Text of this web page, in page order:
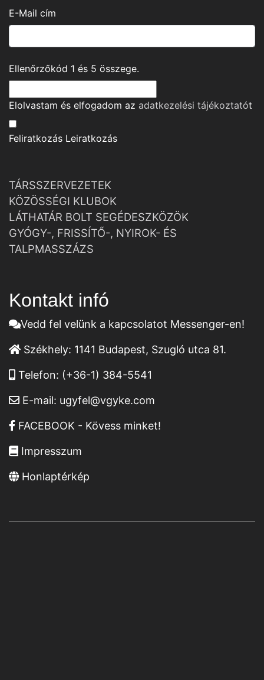
E-Mail cím
Ellenőrzőkód 1 és 5 összege.
Elolvastam és elfogadom az adatkezelési tájékoztatót
Feliratkozás Leiratkozás
TÁRSSZERVEZETEK
KÖZÖSSÉGI KLUBOK
LÁTHATÁR BOLT SEGÉDESZKÖZÖK
GYÓGY-, FRISSÍTŐ-, NYIROK- ÉS
TALPMASSZÁZS
Kontakt infó
Vedd fel velünk a kapcsolatot Messenger-en!
Székhely: 1141 Budapest, Szugló utca 81.
Telefon: (+36-1) 384-5541
E-mail: ugyfel@vgyke.com
FACEBOOK - Kövess minket!
Impresszum
Honlaptérkép